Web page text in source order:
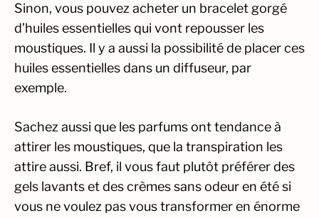
Sinon, vous pouvez acheter un bracelet gorgé
d’huiles essentielles qui vont repousser les
moustiques. Il y a aussi la possibilité de placer ces
huiles essentielles dans un diffuseur, par
exemple.
Sachez aussi que les parfums ont tendance à
attirer les moustiques, que la transpiration les
attire aussi. Bref, il vous faut plutôt préférer des
gels lavants et des crèmes sans odeur en été si
vous ne voulez pas vous transformer en énorme